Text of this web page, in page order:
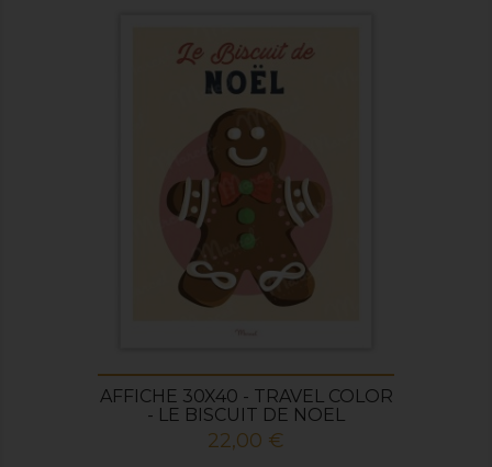
AFFICHE 30X40 - TRAVEL COLOR
- LE BISCUIT DE NOEL
Prix
22,00 €